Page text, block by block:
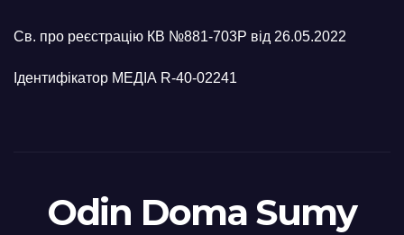
Св. про реєстрацію КВ №881-703Р від 26.05.2022
Ідентифікатор МЕДІА R-40-02241
Odin Doma Sumy